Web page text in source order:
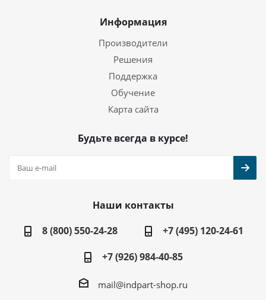
Информация
Производители
Решения
Поддержка
Обучение
Карта сайта
Будьте всегда в курсе!
Наши контакты
8 (800) 550-24-28
+7 (495) 120-24-61
+7 (926) 984-40-85
mail@indpart-shop.ru